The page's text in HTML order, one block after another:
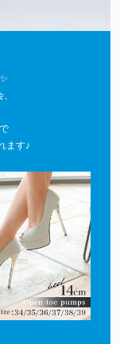
ます♪